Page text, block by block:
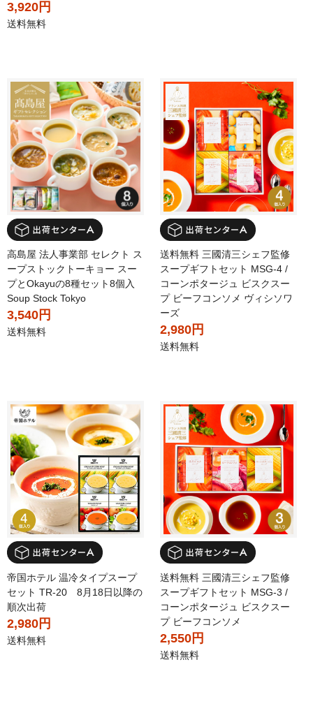
3,920円
送料無料
高島屋 法人事業部 セレクト ス
ープストックトーキョー スー
プとOkayuの8種セット8個入
Soup Stock Tokyo
3,540円
送料無料
送料無料 三國清三シェフ監修
スープギフトセット MSG-4 /
コーンポタージュ ビスクスー
プ ビーフコンソメ ヴィシソワ
ーズ
2,980円
送料無料
帝国ホテル 温冷タイプスープ
セット TR-20 8月18日以降の
順次出荷
2,980円
送料無料
送料無料 三國清三シェフ監修
スープギフトセット MSG-3 /
コーンポタージュ ビスクスー
プ ビーフコンソメ
2,550円
送料無料